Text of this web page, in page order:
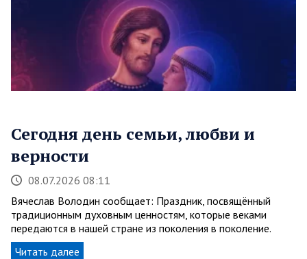
Сегодня день семьи, любви и
верности
08.07.2026 08:11
Вячеслав Володин сообщает: Праздник, посвящённый
традиционным духовным ценностям, которые веками
передаются в нашей стране из поколения в поколение.
Читать далее